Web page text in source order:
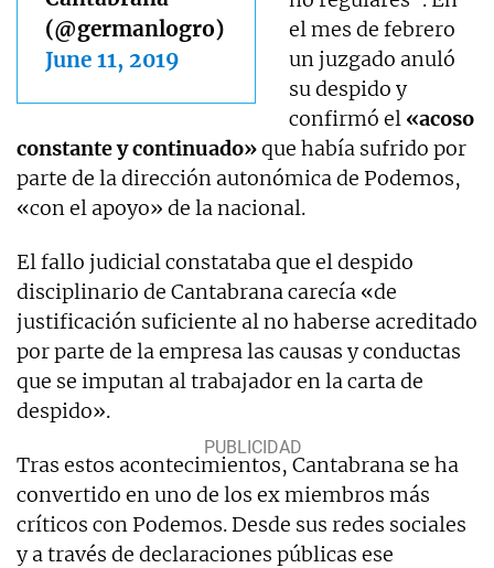
(@germanlogro)
June 11, 2019
el mes de febrero
un juzgado anuló
su despido y
confirmó el «acoso
constante y continuado»que había sufrido por
parte de la dirección autonómica de Podemos,
«con el apoyo» de la nacional.
El fallo judicial constataba que el despido
disciplinario de Cantabrana carecía «de
justificación suficiente al no haberse acreditado
por parte de la empresa las causas y conductas
que se imputan al trabajador en la carta de
despido».
Tras estos acontecimientos, Cantabrana se ha
convertido en uno de los ex miembros más
críticos con Podemos. Desde sus redes sociales
y a través de declaraciones públicas ese